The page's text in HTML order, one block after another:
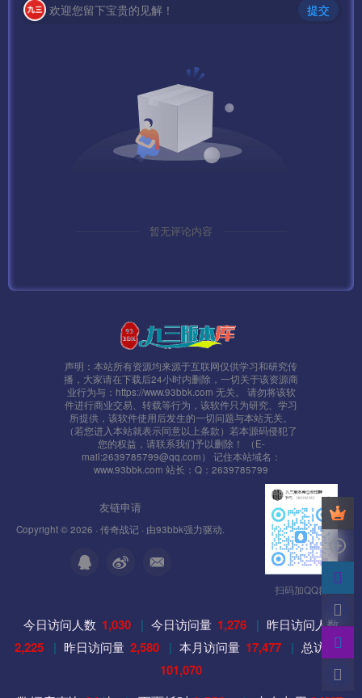
欢迎您留下宝贵的见解！ 提交
暂无评论内容
声明：本站所有资源均来源于互联网仅供学习和研究传
播，大家请在下载后24小时内删除，一切关于该资源商
业行为与：https://www.93bbk.com 无关。 请勿将该软
件进行商业交易、转载等行为，该软件只为研究、学习
所提供，该软件使用后发生的一切问题与本站无关。
（若您进入本站就表示同意以上条款）若本源码侵犯了
您的权益，请联系我们予以删除！ （E-
mail:2639785799@qq.com） 记住本站域名：
www.93bbk.com 站长：Q：2639785799
友链申请
Copyright © 2026 · 传奇战记 · 由93bbk强力驱动.
扫码加QQ群
今日访问人数 1,030 | 今日访问量 1,276 | 昨日访问人数
2,225 | 昨日访问量 2,580 | 本月访问量 17,477 | 总访问量
101,070